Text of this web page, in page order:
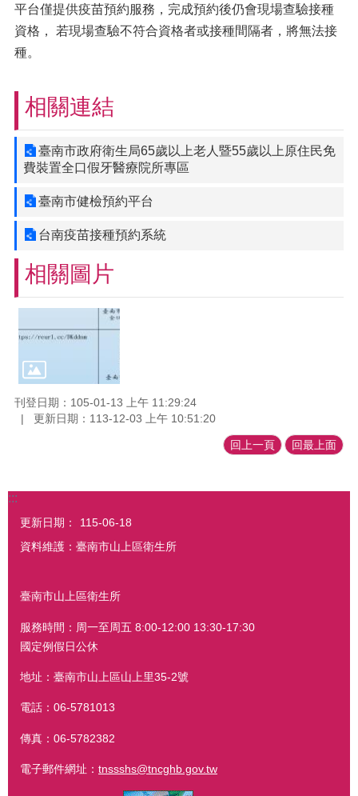
平台僅提供疫苗預約服務，完成預約後仍會現場查驗接種
資格， 若現場查驗不符合資格者或接種間隔者，將無法接
種。
相關連結
臺南市政府衛生局65歲以上老人暨55歲以上原住民免
費裝置全口假牙醫療院所專區
臺南市健檢預約平台
台南疫苗接種預約系統
相關圖片
刊登日期：105-01-13 上午 11:29:24
更新日期：113-12-03 上午 10:51:20
回上一頁 回最上面
:::
更新日期：
115-06-18
資料維護：臺南市山上區衛生所
臺南市山上區衛生所
服務時間：周一至周五 8:00-12:00 13:30-17:30
國定例假日公休
地址：臺南市山上區山上里35-2號
電話：06-5781013
傳真：06-5782382
電子郵件網址： tnssshs@tncghb.gov.tw